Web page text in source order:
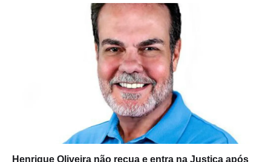
Henrique Oliveira não recua e entra na Justiça após